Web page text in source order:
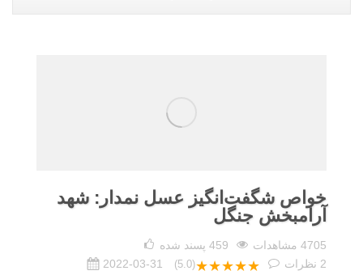
خواص شگفت‌انگیز عسل نمدار: شهد
آرامبخش جنگل
4705 مشاهدات 459 پسند شده
2 نظرات ★★★★★
(5.0)
2022-03-31